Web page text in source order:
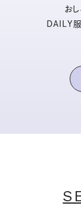
お
DAILY服